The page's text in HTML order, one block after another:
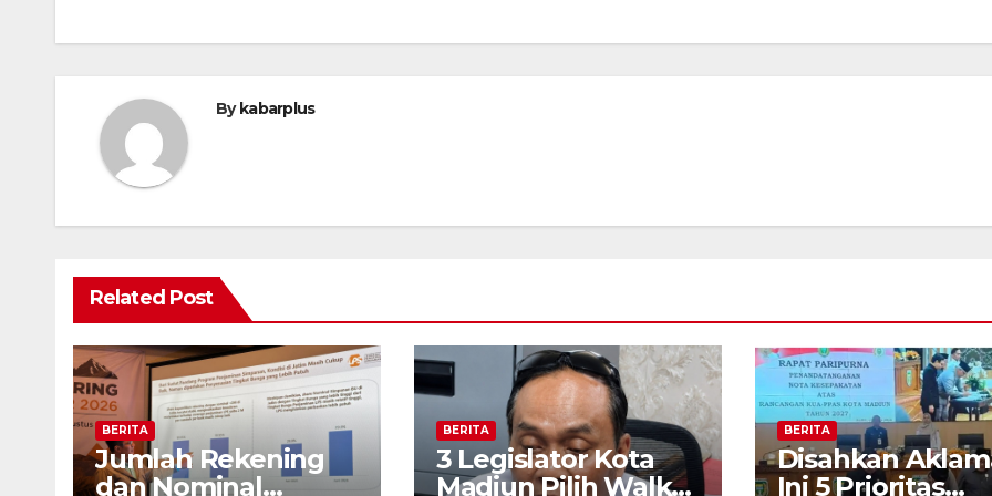
Bykabarplus
Related Post
BERITA
Jumlah Rekening
dan Nominal
BERITA
3 Legislator Kota
Madiun Pilih Walk
BERITA
Disahkan
Ini 5 Prioritas